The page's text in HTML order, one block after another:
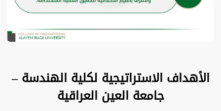
الأهداف الاستراتيجية لكلية الهندسة –
جامعة العين العراقية